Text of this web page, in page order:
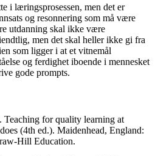
i læringsprosessen, men det er
og resonnering som må være
utdanning skal ikke være
men det skal heller ikke gi fra
som ligger i at et vitnemål
og ferdighet iboende i mennesket
gode prompts.
for quality learning at
(4th ed.). Maidenhead, England:
Hill Education.